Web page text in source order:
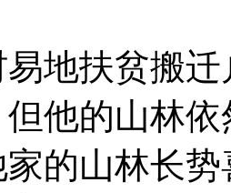
扶贫搬迁
他的山林
的山林长